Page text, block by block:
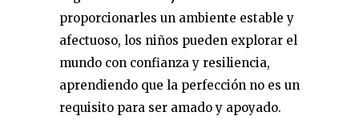
proporcionarles un ambiente estable y
afectuoso, los niños pueden explorar el
mundo con confianza y resiliencia,
aprendiendo que la perfección no es un
requisito para ser amado y apoyado.